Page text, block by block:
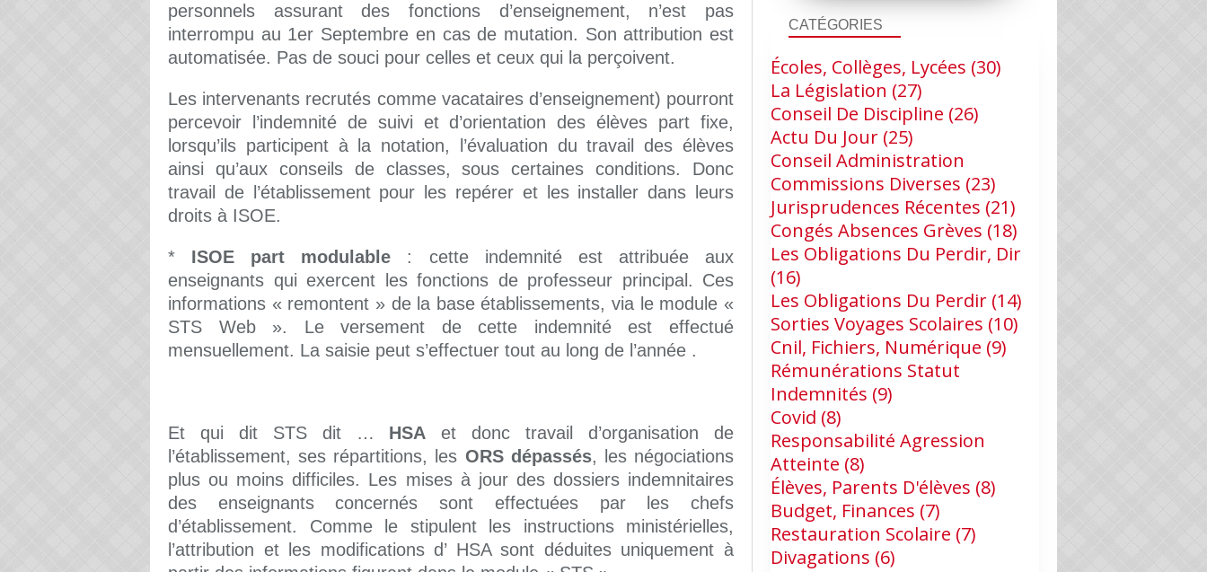
personnels assurant des fonctions d’enseignement, n’est pas
interrompu au 1er Septembre en cas de mutation. Son attribution est
automatisée. Pas de souci pour celles et ceux qui la perçoivent.
Les intervenants recrutés comme vacataires d’enseignement) pourront
percevoir l’indemnité de suivi et d’orientation des élèves part fixe,
lorsqu’ils participent à la notation, l’évaluation du travail des élèves
ainsi qu’aux conseils de classes, sous certaines conditions. Donc
travail de l’établissement pour les repérer et les installer dans leurs
droits à ISOE.
* ISOE part modulable : cette indemnité est attribuée aux
enseignants qui exercent les fonctions de professeur principal. Ces
informations « remontent » de la base établissements, via le module «
STS Web ». Le versement de cette indemnité est effectué
mensuellement. La saisie peut s’effectuer tout au long de l’année .
Et qui dit STS dit … HSA et donc travail d’organisation de
l’établissement, ses répartitions, les ORS dépassés, les négociations
plus ou moins difficiles. Les mises à jour des dossiers indemnitaires
des enseignants concernés sont effectuées par les chefs
d’établissement. Comme le stipulent les instructions ministérielles,
l’attribution et les modifications d’ HSA sont déduites uniquement à
CATÉGORIES
Écoles, Collèges, Lycées (30)
La Législation (27)
Conseil De Discipline (26)
Actu Du Jour (25)
Conseil Administration
Commissions Diverses (23)
Jurisprudences Récentes (21)
Congés Absences Grèves (18)
Les Obligations Du Perdir, Dir
(16)
Les Obligations Du Perdir (14)
Sorties Voyages Scolaires (10)
Cnil, Fichiers, Numérique (9)
Rémunérations Statut
Indemnités (9)
Covid (8)
Responsabilité Agression
Atteinte (8)
Élèves, Parents D'élèves (8)
Budget, Finances (7)
Restauration Scolaire (7)
Divagations (6)